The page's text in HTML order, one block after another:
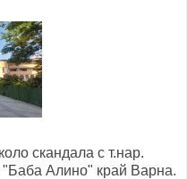
скандала с т.нар.
"Баба Алино" край Варна.